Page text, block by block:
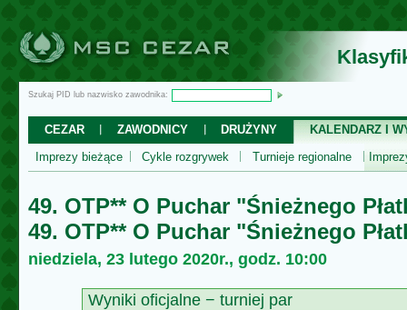
Szukaj PID lub nazwisko zawodnika:
CEZAR ZAWODNICY DRUŻYNY
KALENDARZ I
Imprezy bieżące
Cykle rozgrywek Turnieje regionalne
49. OTP** O Puchar "Śnieżnego
49. OTP** O Puchar "Śnieżnego
niedziela, 23 lutego 2020r., godz. 10:00
Wyniki oficjalne − turniej par